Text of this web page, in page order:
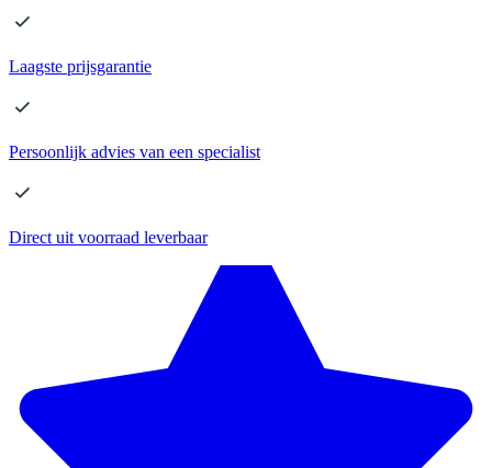
Laagste prijsgarantie
Persoonlijk advies van een specialist
Direct uit voorraad leverbaar